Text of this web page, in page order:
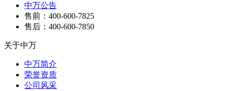
中万公告
售前：400-600-7825
售后：400-600-7850
关于中万
中万简介
荣誉资质
公司风采